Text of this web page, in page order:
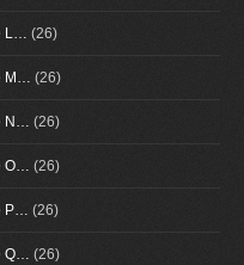
L… (26)
M… (26)
N… (26)
O… (26)
P… (26)
Q… (26)